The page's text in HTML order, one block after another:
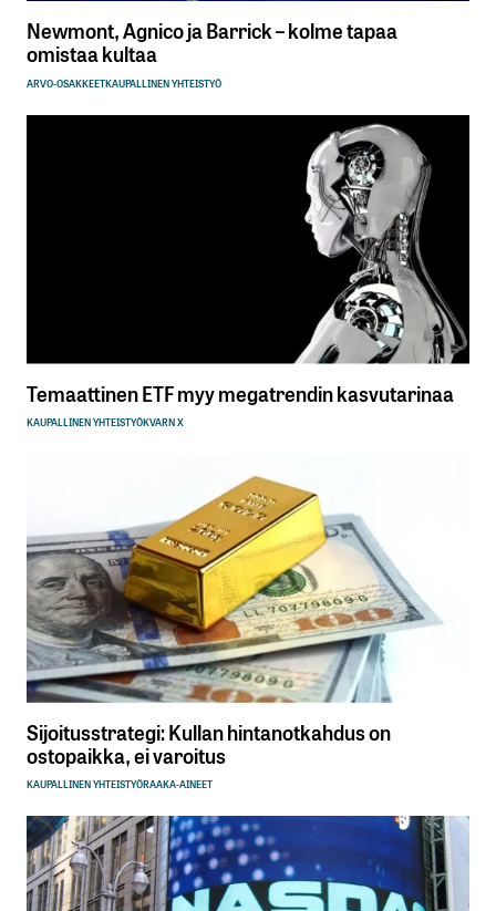
Newmont, Agnico ja Barrick – kolme tapaa
omistaa kultaa
ARVO-OSAKKEETKAUPALLINEN YHTEISTYÖ
Temaattinen ETF myy megatrendin kasvutarinaa
KAUPALLINEN YHTEISTYÖKVARN X
Sijoitusstrategi: Kullan hintanotkahdus on
ostopaikka, ei varoitus
KAUPALLINEN YHTEISTYÖRAAKA-AINEET